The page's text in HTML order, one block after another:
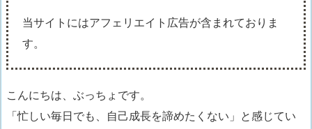
当サイトにはアフェリエイト広告が含まれておりま
す。
こんにちは、ぶっちょです。
「忙しい毎日でも、自己成長を諦めたくない」と感じてい